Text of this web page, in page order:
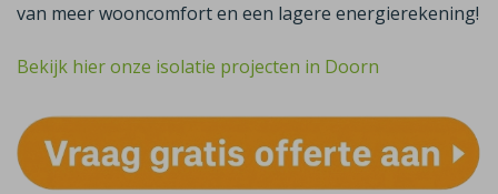
van meer wooncomfort en een lagere energierekening!
Bekijk hier onze isolatie projecten in Doorn